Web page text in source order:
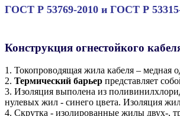
ГОСТ Р 53769-2010 и ГОСТ Р
Конструкция огнестойкого
1. Токопроводящая жила кабеля – медная
2. Термический барьер представляет
3. Изоляция выполена из
нулевых жил - синего цвета. Изоляция
4. Скрутка - изолированные жилы двух-,